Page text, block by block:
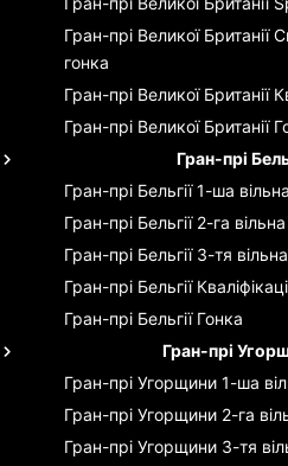
Гран-прі Великої Британії
гонка
Гран-прі Великої Британії
Гран-прі Великої Британії
Гран-прі
Гран-прі Бельгії 1-ша
Гран-прі Бельгії 2-га
Гран-прі Бельгії 3-тя
Гран-прі Бельгії
Гран-прі Бельгії Гонка
Гран-прі
Гран-прі Угорщини 1-ша
Гран-прі Угорщини 2-га
Гран-прі Угорщини 3-тя